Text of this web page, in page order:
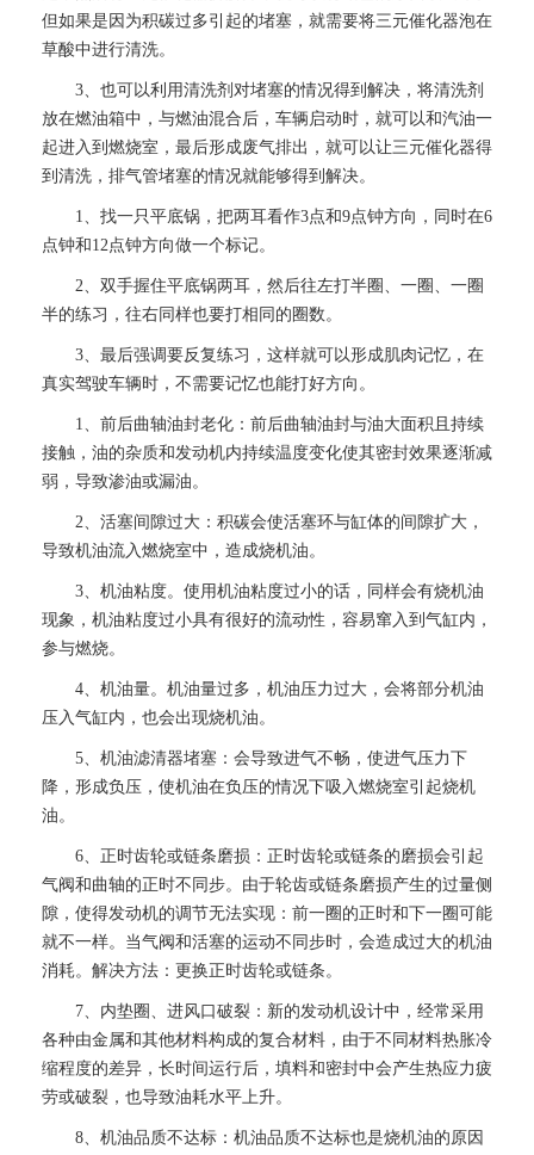
但如果是因为积碳过多引起的堵塞，就需要将三元催化器泡在
草酸中进行清洗。
3、也可以利用清洗剂对堵塞的情况得到解决，将清洗剂
放在燃油箱中，与燃油混合后，车辆启动时，就可以和汽油一
起进入到燃烧室，最后形成废气排出，就可以让三元催化器得
到清洗，排气管堵塞的情况就能够得到解决。
1、找一只平底锅，把两耳看作3点和9点钟方向，同时在6
点钟和12点钟方向做一个标记。
2、双手握住平底锅两耳，然后往左打半圈、一圈、一圈
半的练习，往右同样也要打相同的圈数。
3、最后强调要反复练习，这样就可以形成肌肉记忆，在
真实驾驶车辆时，不需要记忆也能打好方向。
1、前后曲轴油封老化：前后曲轴油封与油大面积且持续
接触，油的杂质和发动机内持续温度变化使其密封效果逐渐减
弱，导致渗油或漏油。
2、活塞间隙过大：积碳会使活塞环与缸体的间隙扩大，
导致机油流入燃烧室中，造成烧机油。
3、机油粘度。使用机油粘度过小的话，同样会有烧机油
现象，机油粘度过小具有很好的流动性，容易窜入到气缸内，
参与燃烧。
4、机油量。机油量过多，机油压力过大，会将部分机油
压入气缸内，也会出现烧机油。
5、机油滤清器堵塞：会导致进气不畅，使进气压力下
降，形成负压，使机油在负压的情况下吸入燃烧室引起烧机
油。
6、正时齿轮或链条磨损：正时齿轮或链条的磨损会引起
气阀和曲轴的正时不同步。由于轮齿或链条磨损产生的过量侧
隙，使得发动机的调节无法实现：前一圈的正时和下一圈可能
就不一样。当气阀和活塞的运动不同步时，会造成过大的机油
消耗。解决方法：更换正时齿轮或链条。
7、内垫圈、进风口破裂：新的发动机设计中，经常采用
各种由金属和其他材料构成的复合材料，由于不同材料热胀冷
缩程度的差异，长时间运行后，填料和密封中会产生热应力疲
劳或破裂，也导致油耗水平上升。
8、机油品质不达标：机油品质不达标也是烧机油的原因